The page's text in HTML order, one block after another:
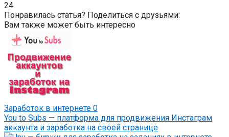
24
Понравилась статья? Поделиться с друзьями:
Вам также может быть интересно
Заработок в интернете 0
You to Subs — платформа для продвижения Инстаграм
аккаунта и заработка на своей странице